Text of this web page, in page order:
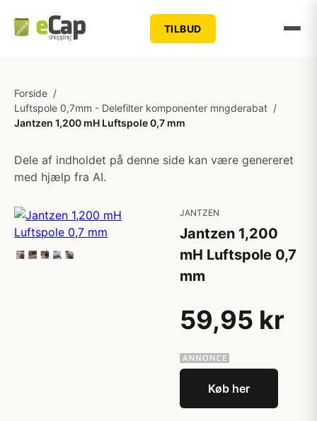
TILBUD
Forside /
Luftspole 0,7mm - Delefilter komponenter mngderabat /
Jantzen 1,200 mH Luftspole 0,7 mm
Dele af indholdet på denne side kan være genereret
med hjælp fra AI.
JANTZEN
Jantzen 1,200
mH Luftspole 0,7
mm
59,95 kr
Køb her